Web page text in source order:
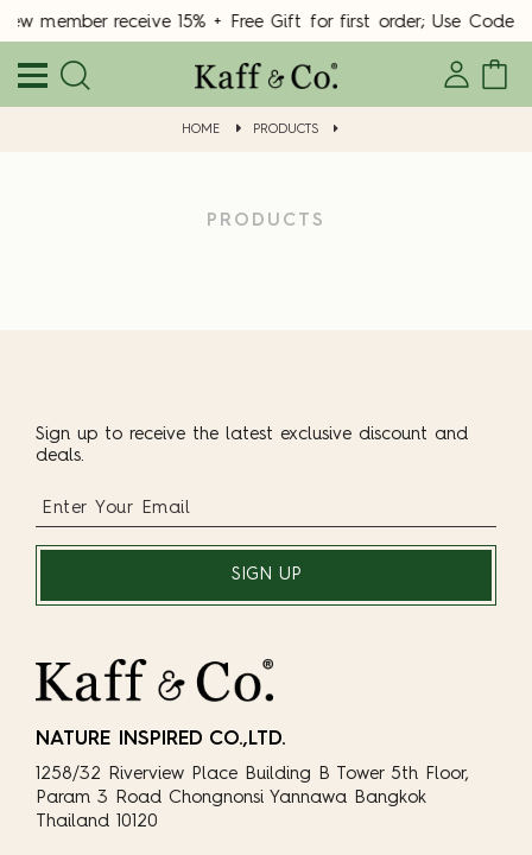
member receive 15% + Free Gift for first order; Use Code
HOME PRODUCTS
PRODUCTS
Sign up to receive the latest exclusive discount and
deals.
SIGN UP
NATURE INSPIRED CO.,LTD.
1258/32 Riverview Place Building B Tower 5th Floor,
Param 3 Road Chongnonsi Yannawa Bangkok
Thailand 10120